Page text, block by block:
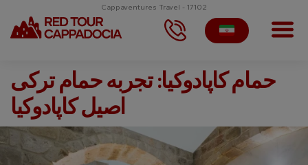
Cappaventures Travel - 17102
حمام کاپادوکیا: تجربه حمام ترکی
اصیل کاپادوکیا